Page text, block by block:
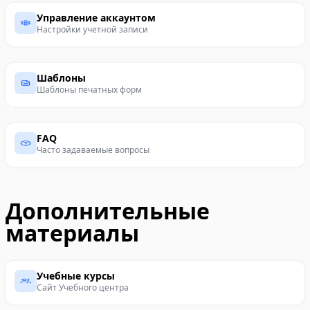
Управление аккаунтом
Настройки учетной записи
Шаблоны
Шаблоны печатных форм
FAQ
Часто задаваемые вопросы
Дополнительные
материалы
Учебные курсы
Сайт Учебного центра